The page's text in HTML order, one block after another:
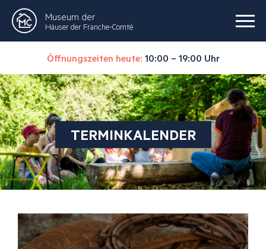
Museum der
Häuser der Franche-Comté
Öffnungszeiten heute: 10:00 – 19:00 Uhr
TERMINKALENDER